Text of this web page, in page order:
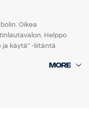
Oikea
Helppo
ja käytä" -liitäntä
on tehdasasenteiset